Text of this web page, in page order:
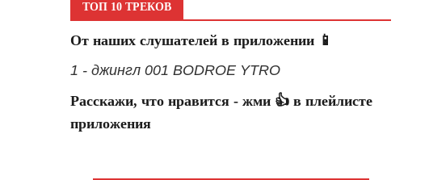
ТОП 10 ТРЕКОВ
От наших слушателей в приложении 📱
1 - джингл 001 BODROE YTRO
Расскажи, что нравится - жми 👍 в плейлисте
приложения